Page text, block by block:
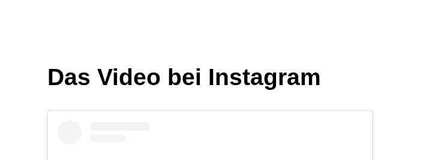
Das Video bei Instagram